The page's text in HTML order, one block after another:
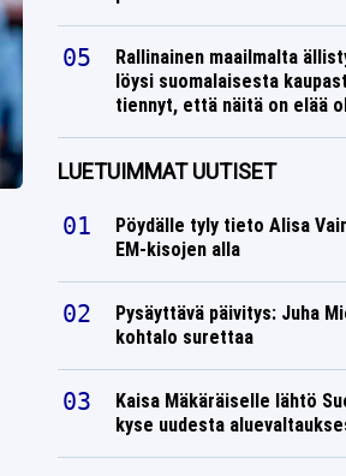
Rallinainen maailmalta
löysi suomalaisesta
tiennyt, että näitä on elää
LUETUIMMAT UUTISET
Pöydälle tyly tieto Alisa
EM-kisojen alla
Pysäyttävä päivitys: Juha
kohtalo surettaa
Kaisa Mäkäräiselle lähtö
kyse uudesta